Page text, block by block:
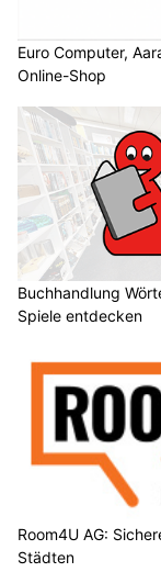
Euro Computer,
Online-Shop
Buchhandlung
Spiele entdecken
Room4U AG:
Städten